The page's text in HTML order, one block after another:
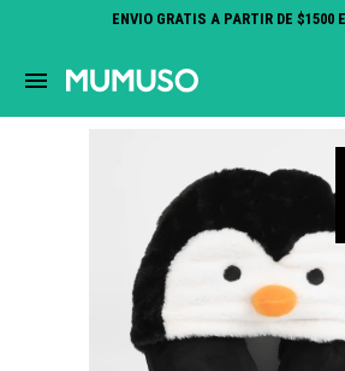
ENVIO GRATIS A PARTIR DE $1500
menu
close